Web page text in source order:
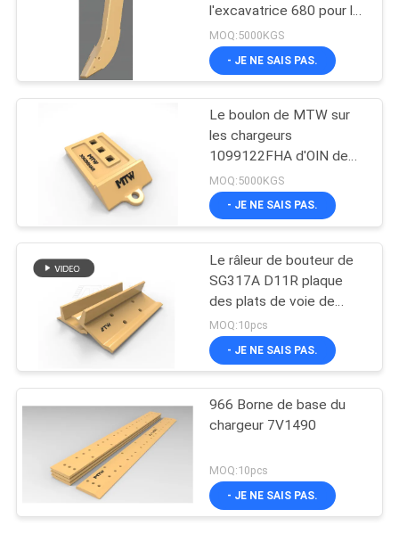
Tranchants de seau
protection de seau
Mettre une demi-
flèche et un
segment
l'excavatrice 680 pour le
tracteur
MOQ:5000KGS
- JE NE SAIS PAS.
Le boulon de MTW sur
les chargeurs
1099122FHA d'OIN de
tranchants allient l'acier
X14
MOQ:5000KGS
- JE NE SAIS PAS.
Le râleur de bouteur de
SG317A D11R plaque
des plats de voie de
Track Shoe
d'excavatrice
MOQ:10pcs
- JE NE SAIS PAS.
966 Borne de base du
chargeur 7V1490
MOQ:10pcs
- JE NE SAIS PAS.